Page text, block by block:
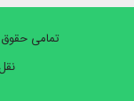
تمامی